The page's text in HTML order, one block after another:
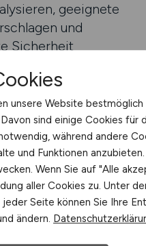
geeignete
und
Sicherheit
Einhaltung der
Pflicht im
direktem Einfluss
im Kontext
und
unsere Website
sind einige Cookies für
während andere
und Funktionen
Wenn Sie auf "Alle
aller Cookies zu. Unter
Seite können Sie Ihre
ändern.